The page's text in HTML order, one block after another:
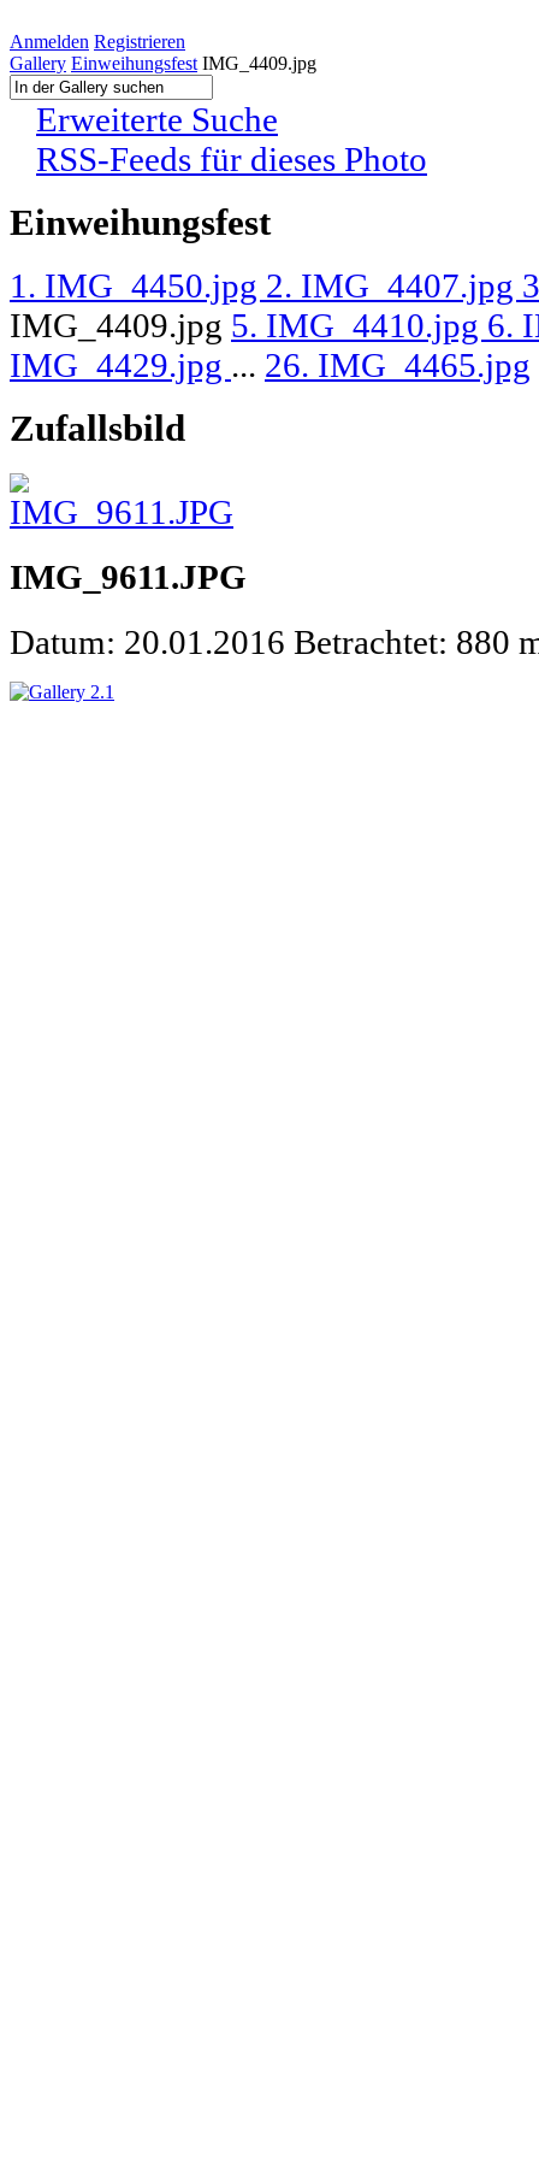
Anmelden Registrieren
Gallery Einweihungsfest IMG_4409.jpg
Erweiterte Suche
RSS-Feeds für dieses Photo
Einweihungsfest
1. IMG_4450.jpg 2. IMG_4407.jpg
IMG_4409.jpg 5. IMG_4410.jpg 6.
IMG_4429.jpg ... 26. IMG_4465.jpg
Zufallsbild
IMG_9611.JPG
Datum: 20.01.2016 Betrachtet: 880